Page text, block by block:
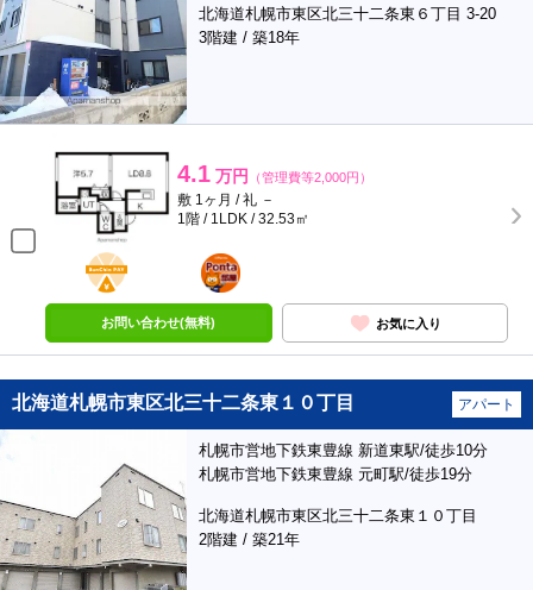
北海道札幌市東区北三十二条東６丁目 3-20
3階建 / 築18年
4.1 万円 （管理費等2,000円）
敷 1ヶ月 / 礼 －
1階 / 1LDK / 32.53㎡
BunChinPAY
ポンタ
部屋
お問い合わせ(無料) お気に入り
北海道札幌市東区北三十二条東１０丁目 アパート
札幌市営地下鉄東豊線 新道東駅/徒歩10分
札幌市営地下鉄東豊線 元町駅/徒歩19分
北海道札幌市東区北三十二条東１０丁目
2階建 / 築21年